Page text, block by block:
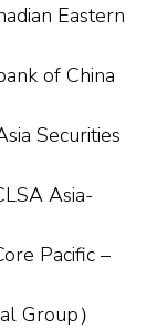
Eastern
of China
Securities
Asia-
Pacific –
Group）